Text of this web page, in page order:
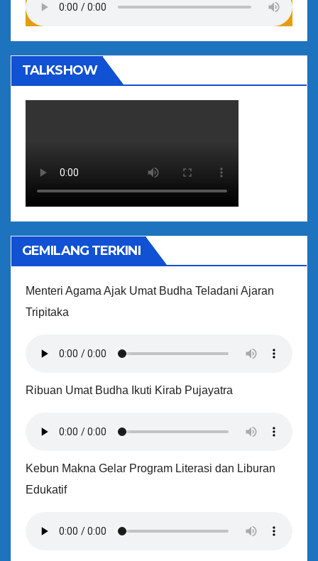
TALKSHOW
GEMILANG TERKINI
Menteri Agama Ajak Umat Budha Teladani Ajaran
Tripitaka
Ribuan Umat Budha Ikuti Kirab Pujayatra
Kebun Makna Gelar Program Literasi dan Liburan
Edukatif